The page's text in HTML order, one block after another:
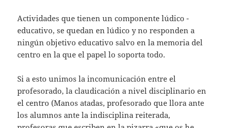
Actividades que tienen un componente lúdico -
educativo, se quedan en lúdico y no responden a
ningún objetivo educativo salvo en la memoria del
centro en la que el papel lo soporta todo.
Si a esto unimos la incomunicación entre el
profesorado, la claudicación a nivel disciplinario en
el centro (Manos atadas, profesorado que llora ante
los alumnos ante la indisciplina reiterada,